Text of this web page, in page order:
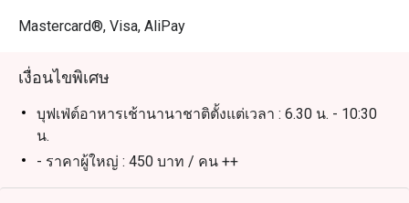
Mastercard®, Visa, AliPay
เงื่อนไขพิเศษ
บุฟเฟ่ต์อาหารเช้านานาชาติตั้งแต่เวลา : 6.30 น. - 10:30
น.
- ราคาผู้ใหญ่ : 450 บาท / คน ++
- ราคาเด็กอายุ 6 - 12 ปี: 225 บาท / คน